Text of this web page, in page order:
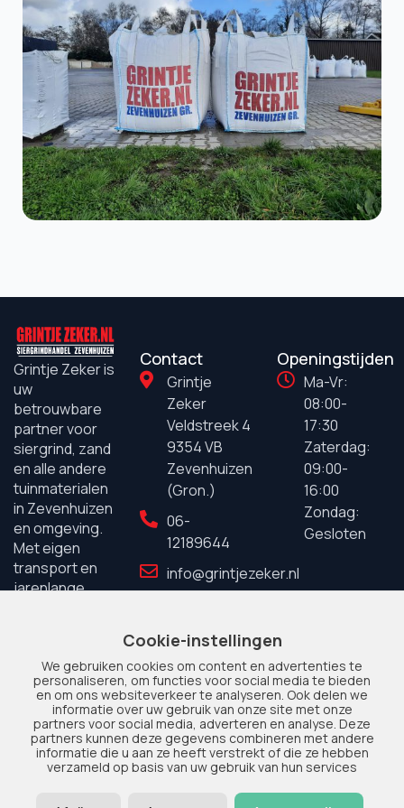
Grintje Zeker is
uw
betrouwbare
partner voor
siergrind, zand
en alle andere
tuinmaterialen
in Zevenhuizen
en omgeving.
Met eigen
transport en
jarenlange
service.
Contact
Grintje
Zeker
Veldstreek 4
9354 VB
Zevenhuizen
(Gron.)
06-
12189644
info@grintjezeker.nl
Openingstijden
Ma-Vr:
08:00-
17:30
Zaterdag:
09:00-
16:00
Zondag:
Gesloten
Privacy Sitemap
Cookie-instellingen
We gebruiken cookies om content en advertenties te
personaliseren, om functies voor social media te bieden
en om ons websiteverkeer te analyseren. Ook delen we
informatie over uw gebruik van onze site met onze
partners voor social media, adverteren en analyse. Deze
partners kunnen deze gegevens combineren met andere
informatie die u aan ze heeft verstrekt of die ze hebben
verzameld op basis van uw gebruik van hun services